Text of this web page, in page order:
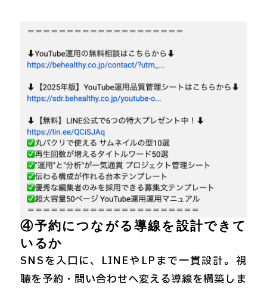
④予約につながる導線を設計できて
いるか
SNSを入口に、LINEやLPまで一貫設計。視
聴を予約・問い合わせへ変える導線を構築しま